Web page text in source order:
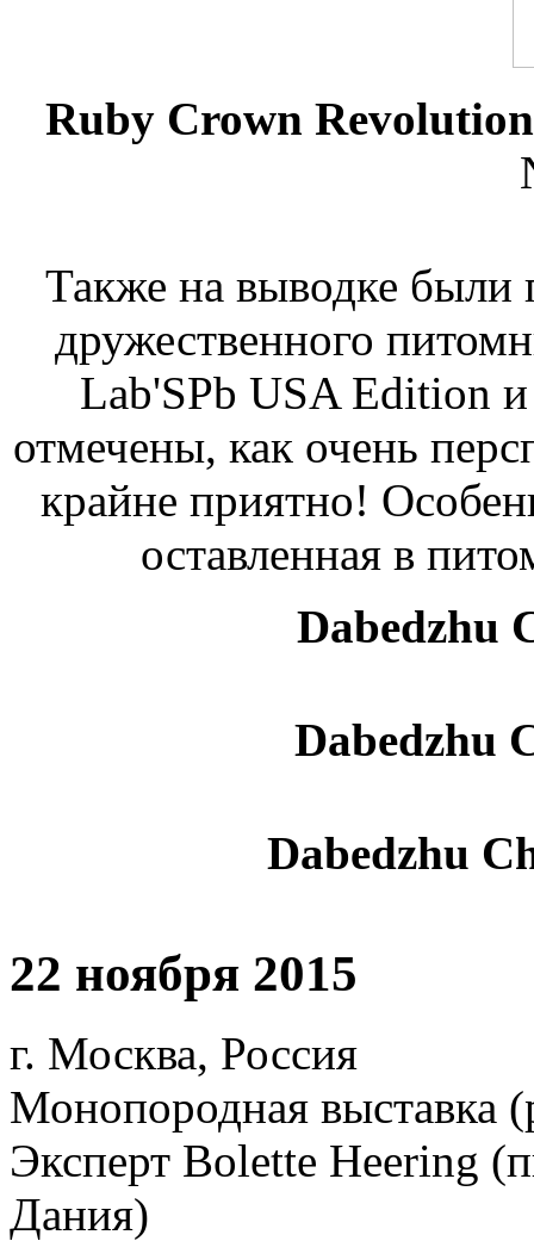
Ruby Crown Revolution
Также на выводке были
дружественного
Lab'SPb USA Edition
отмечены, как очень
крайне приятно!
оставленная в
Dabedzhu
Dabedzhu
Dabedzhu
22 ноября 2015
г. Москва, Россия
Монопородная выставка
Эксперт Bolette Heering
Дания)